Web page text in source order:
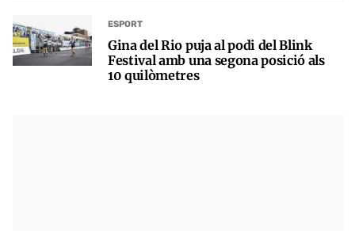
ESPORT
Gina del Rio puja al podi del Blink
Festival amb una segona posició als
10 quilòmetres